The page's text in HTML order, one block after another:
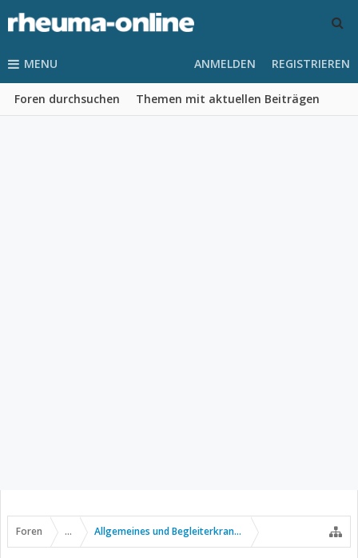
MENU
Foren durchsuchen Themen mit aktuellen Beiträgen
ANMELDEN REGISTRIEREN
Foren ... Allgemeines und Begleiterkrankungen